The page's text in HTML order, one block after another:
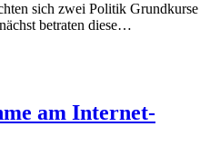
sich zwei Politik Grundkurse
betraten diese…
am Internet-